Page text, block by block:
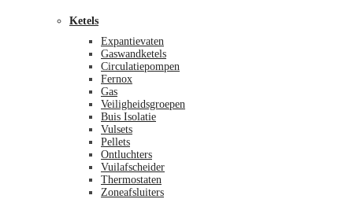
Ketels
Expantievaten
Gaswandketels
Circulatiepompen
Fernox
Gas
Veiligheidsgroepen
Buis Isolatie
Vulsets
Pellets
Ontluchters
Vuilafscheider
Thermostaten
Zoneafsluiters